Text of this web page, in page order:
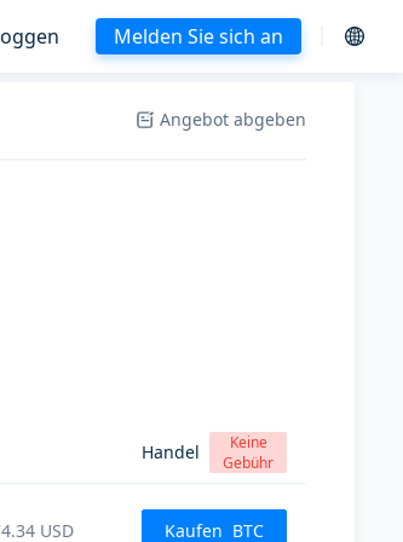
Melden Sie sich an
Angebot abgeben
Handel
Keine
Gebühr
USD Kaufen BTC